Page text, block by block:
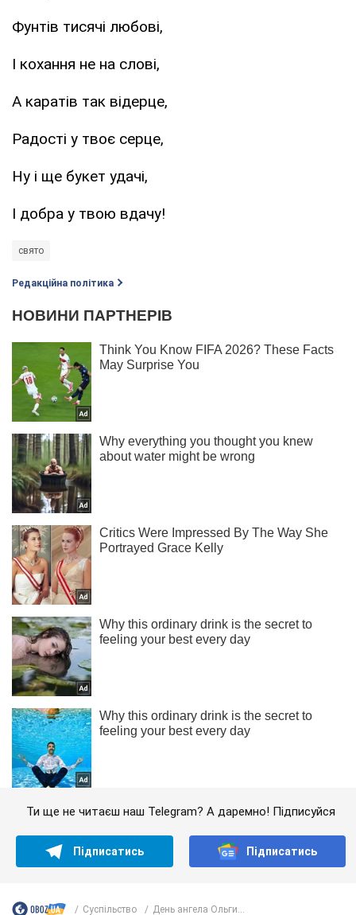
Фунтів тисячі любові,
І кохання не на слові,
А каратів так відерце,
Радості у твоє серце,
Ну і ще букет удачі,
І добра у твою вдачу!
свято
Редакційна політика
Ти ще не читаєш наш Telegram? А даремно! Підписуйся
Підписатись Підписатись
Суспільство День ангела Ольги...